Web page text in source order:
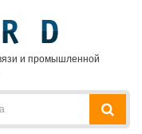
и промышленной